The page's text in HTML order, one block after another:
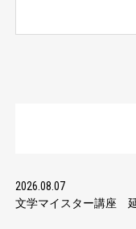
2026.08.07
文学マイスター講座